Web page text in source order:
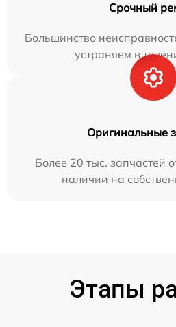
Срочный
Большинство
устраняем в
Оригинальные
Более 20 тыс. запчастей
наличии на
Этапы